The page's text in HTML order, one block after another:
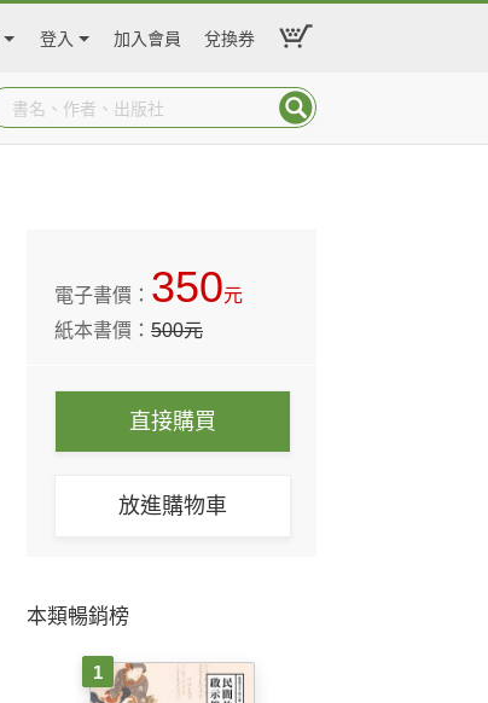
登入 加入會員 兌換券
電子書價： 350元
紙本書價：500元
直接購買
放進購物車
本類暢銷榜
1